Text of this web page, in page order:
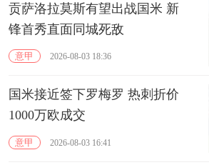
贡萨洛拉莫斯有望出战国米 新
锋首秀直面同城死敌
意甲 2026-08-03 18:36
国米接近签下罗梅罗 热刺折价
1000万欧成交
意甲 2026-08-03 16:41